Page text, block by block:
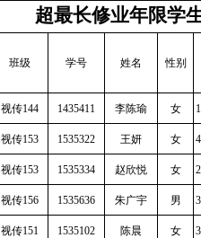
超最长修业年限学
班级 学号 姓名 性别
视传144 1435411 李陈瑜 女
视传153 1535322 王妍 女
视传153 1535334 赵欣悦 女
视传156 1535636 朱广宇 男
视传151 1535102 陈晨 女